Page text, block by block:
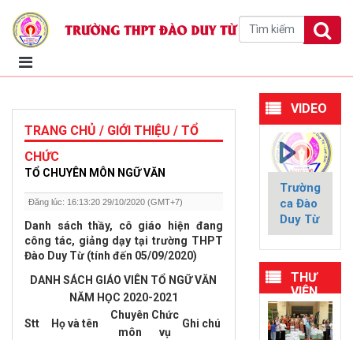
TRANG CHỦ / GIỚI THIỆU / TỔ
CHỨC
TỔ CHUYÊN MÔN NGỮ VĂN
Đăng lúc: 16:13:20 29/10/2020 (GMT+7)
Danh sách thầy, cô giáo hiện đang
công tác, giảng dạy tại trường THPT
Đào Duy Từ (tính đến 05/09/2020)
DANH SÁCH GIÁO VIÊN TỔ NGỮ VĂN
NĂM HỌC 2020-2021
Stt Họ và tên
Chuyên
môn
Chức
vụ
Ghi chú
VIDEO
Trường
ca Đào
Duy Từ
THƯ
VIỆN
HÌNH
ẢNH